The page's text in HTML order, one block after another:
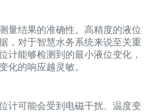
量结果的准确性。高精度的液位
，对于智慧水务系统来说至关重
计能够检测到的最小液位变化，
化的响应越灵敏。
计可能会受到电磁干扰、温度变